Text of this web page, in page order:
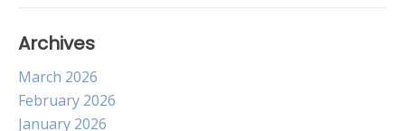
Archives
March 2026
February 2026
January 2026